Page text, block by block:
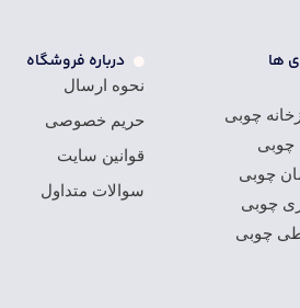
ها
چوبی
چوبی
چوبی
چوبی
چوبی
درباره فروشگاه
نحوه ارسال
حریم خصوصی
قوانین سایت
سوالات متداول